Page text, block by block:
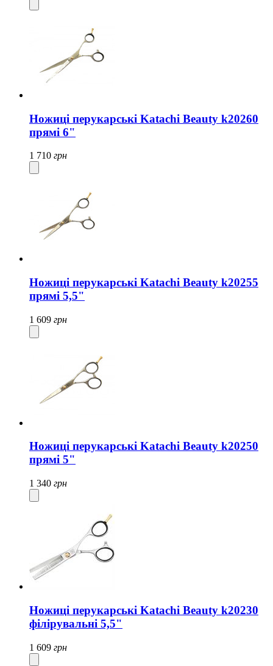
Ножиці перукарські Katachi Beauty k20260
прямі 6"
1 710 грн
Ножиці перукарські Katachi Beauty k20255
прямі 5,5"
1 609 грн
Ножиці перукарські Katachi Beauty k20250
прямі 5"
1 340 грн
Ножиці перукарські Katachi Beauty k20230
філірувальні 5,5"
1 609 грн